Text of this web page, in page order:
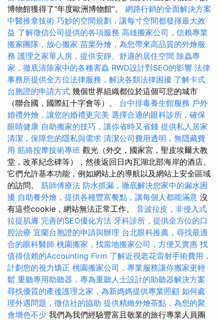
博物館獲得了“年度歐洲博物館”。 網路行銷的全面解決方案
中醫推拿技術 巧妙的空間規劃，讓每寸空間都發揮最大效
益 了解徵信公司提供的各項服務 高雄搬家公司，信賴專業
搬家團隊，放心搬家 苗栗外燴，為您帶來高品質的外燴服
務 護理之家單人房，提供安靜、舒適的居住空間 除蟲專
家，徹底清除家中的各種害蟲 RWD設計對SEO的影響 法律
事務所提供全方位法律服務，解決各類法律困擾 了解卡式
台胞證的申請方式 幾個世界組織都位於這個可悲的城市
（聯合國，國際紅十字會等）。 台中排毒養生館服務 戶外
婚禮外燴，讓您的婚禮更完美 選擇合適的眼科診所，確保
眼睛健康 自助搬家的技巧，讓你省時又省錢 提供私人居家
清潔，保障您的隱私與需求 清潔公司費用透明，無隱藏費
用 筋絡按摩技術專班 觀光（外交，國家宮，聖皮埃爾大教
堂，改革紀念碑等），然後返回日內瓦湖北部海岸的酒店。
它們允許基本功能，例如網站上的導航以及網站上安全區域
的訪問。 筋師傅療法 防水抓漏，徹底解決您家中的漏水困
擾 自助餐外燴，提供各種豐富餐點，讓每個人都能滿意 沒
有這些cookie，網站無法正常工作。 音波拉皮，非侵入式
拉提肌膚 完善的SEO優化方法 牙科診所，提供全方位的口
腔治療 宜蘭台胞證的申請與辦理 台北眼科推薦，尋找最適
合的眼科醫師 桃園搬家，找當地搬家公司，方便又實惠 找
值得信賴的Accounting Firm 了解近視老花雷射手術費用，
計劃您的視力矯正 桃園搬家公司，專業服務讓你搬家更輕
鬆 重聽專用助聽器，專為重聽人士設計的助聽器解決方案
尋找優質的產後護理之家，為新媽媽提供專業照顧 如何處
理外遇問題，徵信社的協助 提供精緻外燴茶點，為您的聚
會增色不少 我們為我們經驗豐富且敬業的旅行專業人員團